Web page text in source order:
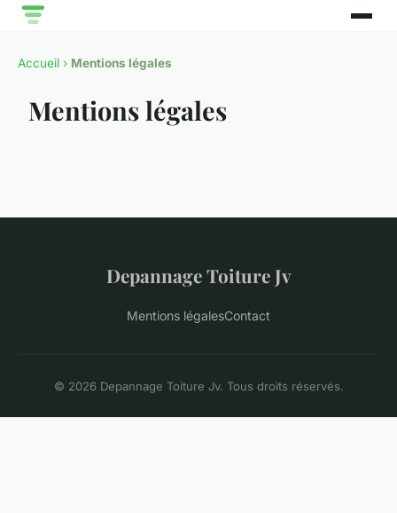
Accueil › Mentions légales
Mentions légales
Depannage Toiture Jv
Mentions légalesContact
© 2026 Depannage Toiture Jv. Tous droits réservés.